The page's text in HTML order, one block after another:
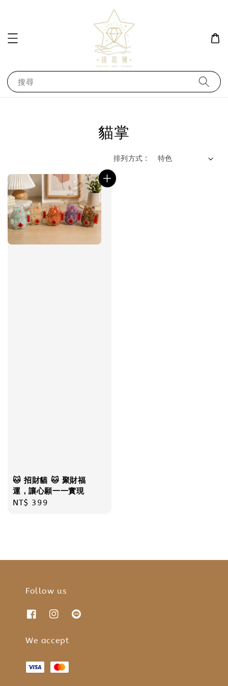
搜尋
貓掌
排列方式 :
🐱 招財貓 🐱 聚財福
運，讓心願一一實現
Regular
NT$ 399
Follow us
We accept